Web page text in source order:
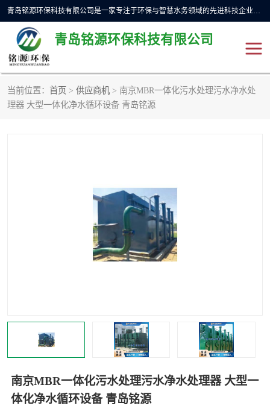
青岛铭源环保科技有限公司是一家专注于环保与智慧水务领域的先进科技企业，公司专注于云智能一体化预制泵站、水务循环利用、海绵城市、云智慧水务开发及新型环保技术研发等领域。铭源环保以为客户提供优质产品、专业技术服务为己任。为客户提供量身定制方案，提供多种配置方案满足实际使用要求。严控供货周期，并提供高标准后期维护。以环保为己任，视质量如生命，以技术做先导，靠诚信赢客户。
青岛铭源环保科技有限公司
当前位置： 首页 > 供应商机 > 南京MBR一体化污水处理污水净水处
理器 大型一体化净水循环设备 青岛铭源
南京MBR一体化污水处理污水净水处理器 大型一
体化净水循环设备 青岛铭源